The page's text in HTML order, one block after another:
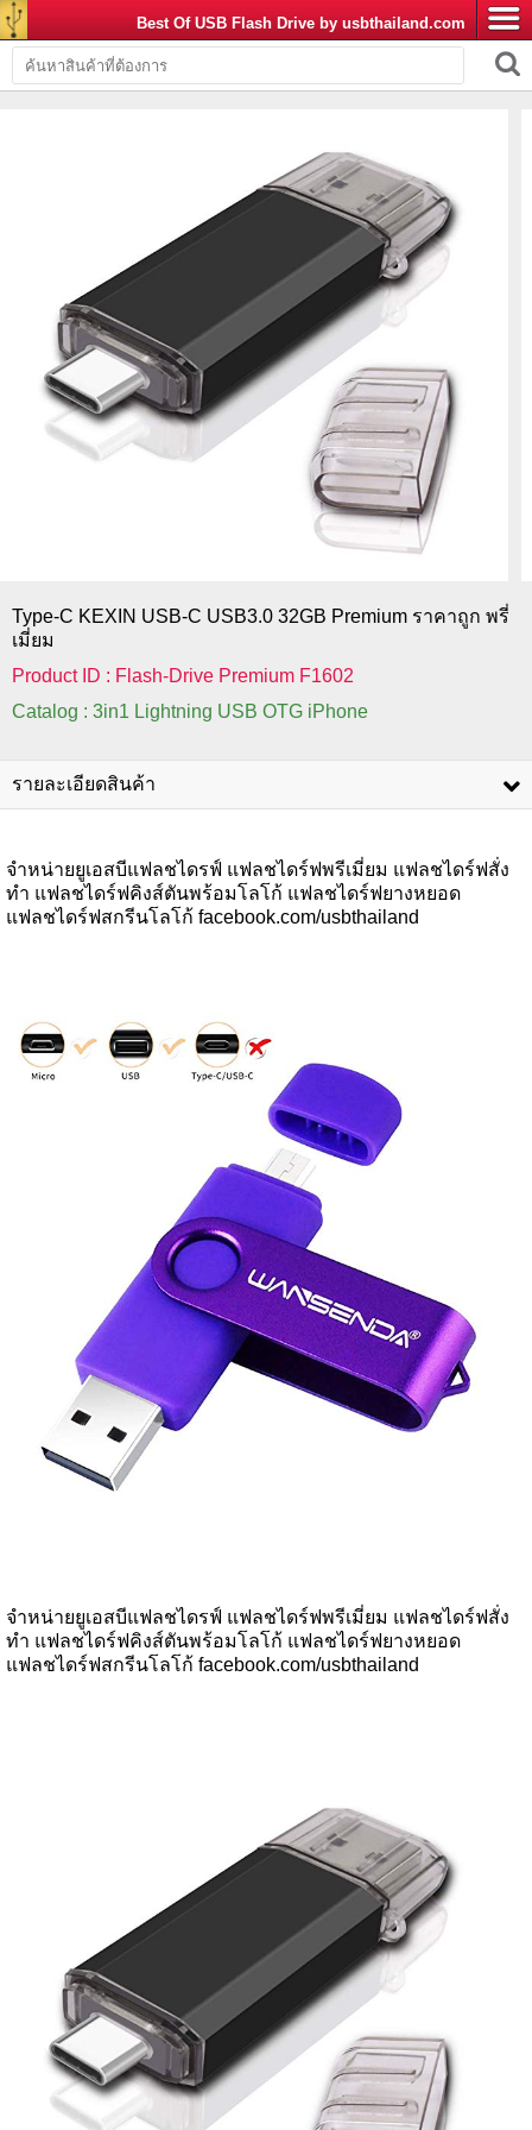
Best Of USB Flash Drive by usbthailand.com
Type-C KEXIN USB-C USB3.0 32GB Premium ราคาถูก พรี่
เมี่ยม
Product ID : Flash-Drive Premium F1602
Catalog : 3in1 Lightning USB OTG iPhone
รายละเอียดสินค้า
จำหน่ายยูเอสบีแฟลชไดรฟ์ แฟลชไดร์ฟพรีเมี่ยม แฟลชไดร์ฟสั่ง
ทำ แฟลชไดร์ฟคิงส์ตันพร้อมโลโก้ แฟลชไดร์ฟยางหยอด
แฟลชไดร์ฟสกรีนโลโก้ facebook.com/usbthailand
จำหน่ายยูเอสบีแฟลชไดรฟ์ แฟลชไดร์ฟพรีเมี่ยม แฟลชไดร์ฟสั่ง
ทำ แฟลชไดร์ฟคิงส์ตันพร้อมโลโก้ แฟลชไดร์ฟยางหยอด
แฟลชไดร์ฟสกรีนโลโก้ facebook.com/usbthailand